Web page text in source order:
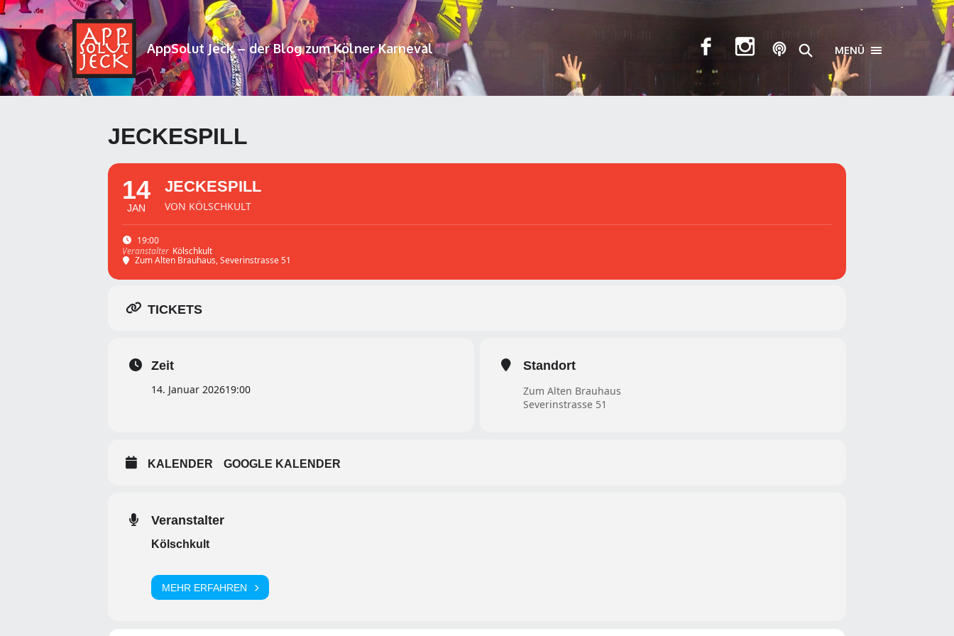
AppSolut Jeck – der Blog zum Kölner Karneval MENÜ TOGGLE
JECKESPILL
19:00
Veranstalter Kölschkult
Zum Alten Brauhaus, Severinstrasse 51
14
JAN
JECKESPILL
VON KÖLSCHKULT
TICKETS
Zeit
14. Januar 202619:00
Standort
Zum Alten Brauhaus
Severinstrasse 51
KALENDER GOOGLE KALENDER
Veranstalter
Kölschkult
MEHR ERFAHREN